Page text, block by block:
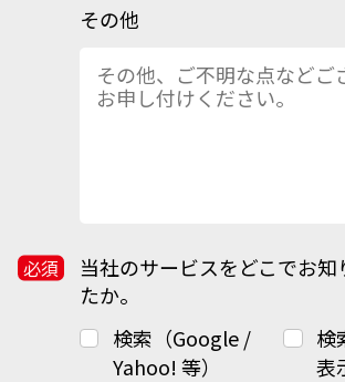
その他
当社のサービスをどこでお知
たか。
検索（Google /
Yahoo! 等）
検
表